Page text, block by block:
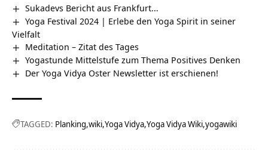
Sukadevs Bericht aus Frankfurt…
Yoga Festival 2024 | Erlebe den Yoga Spirit in seiner
Vielfalt
Meditation – Zitat des Tages
Yogastunde Mittelstufe zum Thema Positives Denken
Der Yoga Vidya Oster Newsletter ist erschienen!
TAGGED: Planking wiki Yoga Vidya Yoga Vidya Wiki yogawiki